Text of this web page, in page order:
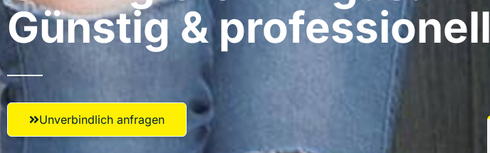
Günstig & professionell​
Unverbindlich anfragen